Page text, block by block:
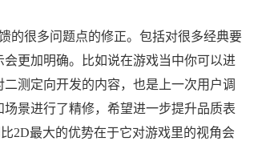
很多问题点的修正。包括对很多经典要
更加明确。比如说在游戏当中你可以进
测定向开发的内容，也是上一次用户调
景进行了精修，希望进一步提升品质表
2D最大的优势在于它对游戏里的视角会